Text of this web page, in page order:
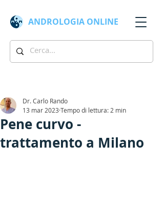
ANDROLOGIA ONLINE
Pene curvo -
trattamento a Milano
Dr. Carlo Rando
13 mar 2023 Tempo di lettura: 2 min